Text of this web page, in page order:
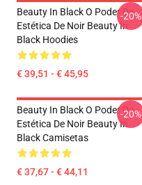
Beauty In Black O Poder Da
Estética De Noir Beauty In
Black Hoodies
€ 39,51 - € 45,95
-20%
Beauty In Black O Poder Da
Estética De Noir Beauty In
Black Camisetas
€ 37,67 - € 44,11
-20%